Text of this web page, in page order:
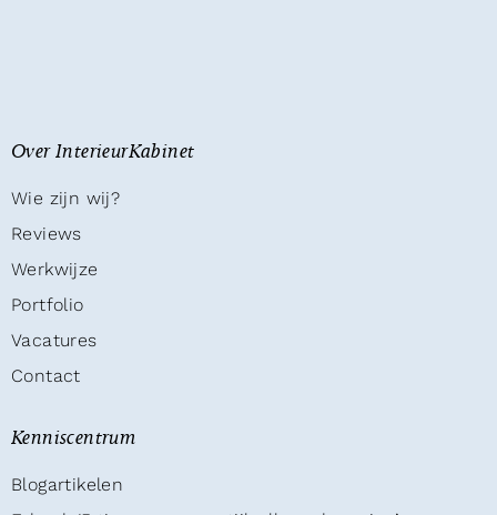
Over InterieurKabinet
Wie zijn wij?
Reviews
Werkwijze
Portfolio
Vacatures
Contact
Kenniscentrum
Blogartikelen